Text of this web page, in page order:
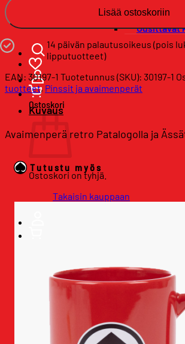
Uudet
Uusittavat
Ostoskori
Ostoskori on tyhjä.
Takaisin kauppaan
Lisää ostoskoriin
14 päivän palautusoikeus (pois
lipputuotteet)
EAN: 30197-1 Tuotetunnus (SKU): 30197-1
tuotteet, Pinssit ja avaimenperät
Kuvaus
Avaimenperä retro Patalogolla ja
Tutustu myös